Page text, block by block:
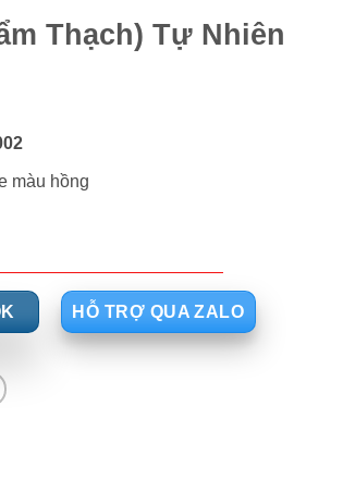
Thạch) Tự Nhiên
màu hồng
HỖ TRỢ QUA ZALO